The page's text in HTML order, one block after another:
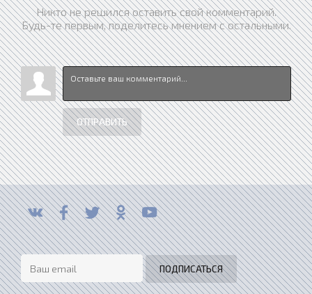
Никто не решился оставить свой комментарий.
Будь-те первым, поделитесь мнением с остальными.
ОТПРАВИТЬ